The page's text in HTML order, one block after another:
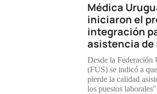
Médica
iniciaron el
integración
asistencia de
Desde la Federación
(FUS) se indicó a
pierde la calidad
los puestos